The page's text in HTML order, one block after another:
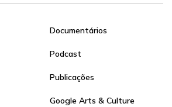
Documentários
Podcast
Publicações
Google Arts & Culture